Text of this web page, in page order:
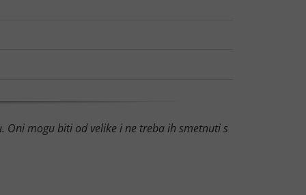
Oni mogu biti od velike i ne treba ih smetnuti s